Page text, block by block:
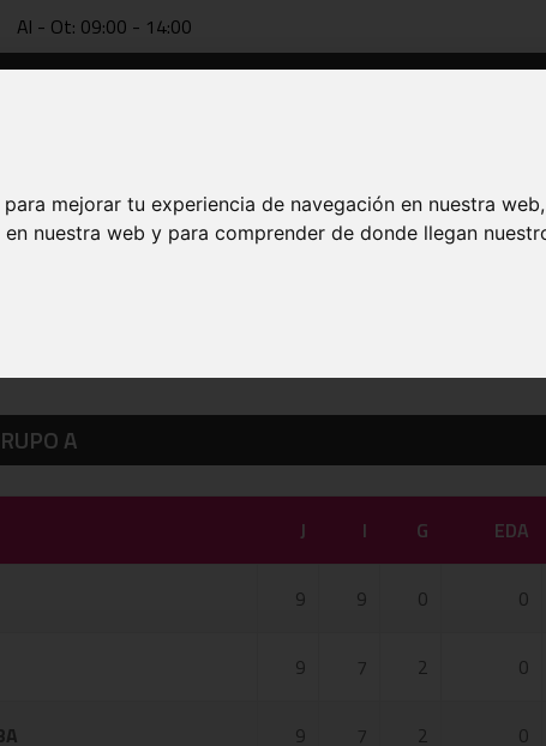
mejorar tu experiencia de navegación en nuestra
nuestra web y para comprender de donde llegan
Al - Ot: 09:00 - 14:00
DE 2026
A
J I G EDA
9 9 0 0
9 7 2 0
9 7 2 0